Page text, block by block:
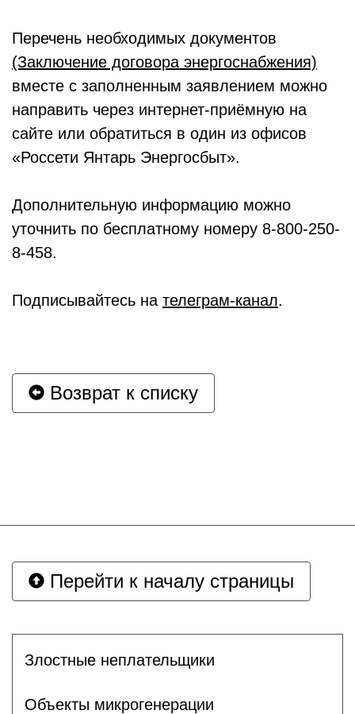
Перечень необходимых документов
(Заключение договора энергоснабжения)
вместе с заполненным заявлением можно
направить через интернет-приёмную на
сайте или обратиться в один из офисов
«Россети Янтарь Энергосбыт».
Дополнительную информацию можно
уточнить по бесплатному номеру 8-800-250-
8-458.
Подписывайтесь на телеграм-канал.
Возврат к списку
Перейти к началу страницы
Злостные неплательщики
Объекты микрогенерации